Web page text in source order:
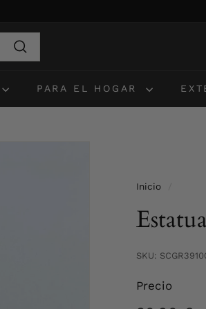
Buscar
PARA EL HOGAR
Inicio
SKU:
Precio